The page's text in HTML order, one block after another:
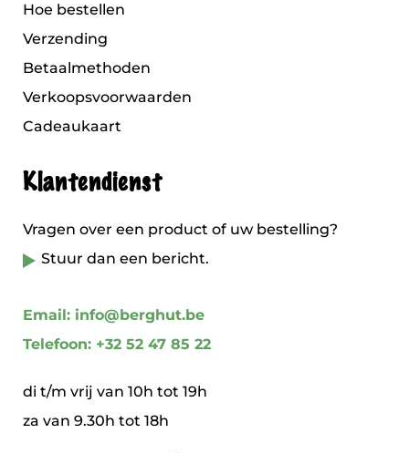
Hoe bestellen
Verzending
Betaalmethoden
Verkoopsvoorwaarden
Cadeaukaart
Klantendienst
Vragen over een product of uw bestelling?
Stuur dan een bericht.
Email: info@berghut.be
Telefoon: +32 52 47 85 22
di t/m vrij van 10h tot 19h
za van 9.30h tot 18h